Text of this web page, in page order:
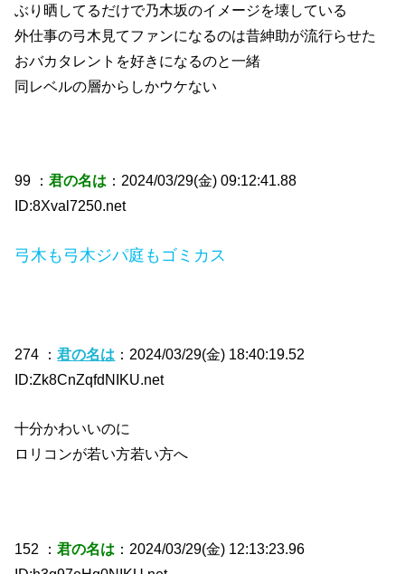
ぶり晒してるだけで乃木坂のイメージを壊している
外仕事の弓木見てファンになるのは昔紳助が流行らせた
おバカタレントを好きになるのと一緒
同レベルの層からしかウケない
99 ：君の名は ：2024/03/29(金) 09:12:41.88
ID:8Xval7250.net
弓木も弓木ジパ庭もゴミカス
274 ：君の名は ：2024/03/29(金) 18:40:19.52
ID:Zk8CnZqfdNIKU.net
十分かわいいのに
ロリコンが若い方若い方へ
152 ：君の名は ：2024/03/29(金) 12:13:23.96